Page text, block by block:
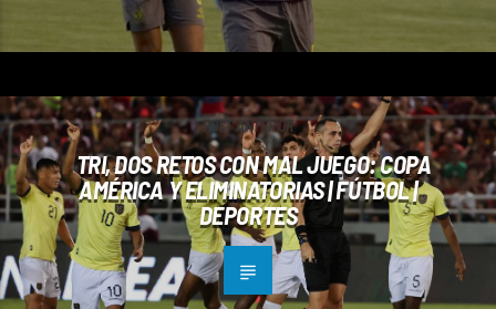
POST ANTERIOR
TRI, DOS RETOS CON MAL JUEGO: COPA
AMÉRICA Y ELIMINATORIAS | FÚTBOL |
DEPORTES